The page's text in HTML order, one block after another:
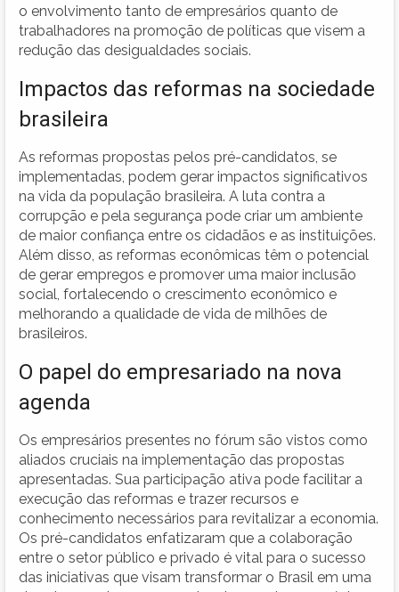
o envolvimento tanto de empresários quanto de
trabalhadores na promoção de políticas que visem a
redução das desigualdades sociais.
Impactos das reformas na sociedade
brasileira
As reformas propostas pelos pré-candidatos, se
implementadas, podem gerar impactos significativos
na vida da população brasileira. A luta contra a
corrupção e pela segurança pode criar um ambiente
de maior confiança entre os cidadãos e as instituições.
Além disso, as reformas econômicas têm o potencial
de gerar empregos e promover uma maior inclusão
social, fortalecendo o crescimento econômico e
melhorando a qualidade de vida de milhões de
brasileiros.
O papel do empresariado na nova
agenda
Os empresários presentes no fórum são vistos como
aliados cruciais na implementação das propostas
apresentadas. Sua participação ativa pode facilitar a
execução das reformas e trazer recursos e
conhecimento necessários para revitalizar a economia.
Os pré-candidatos enfatizaram que a colaboração
entre o setor público e privado é vital para o sucesso
das iniciativas que visam transformar o Brasil em uma